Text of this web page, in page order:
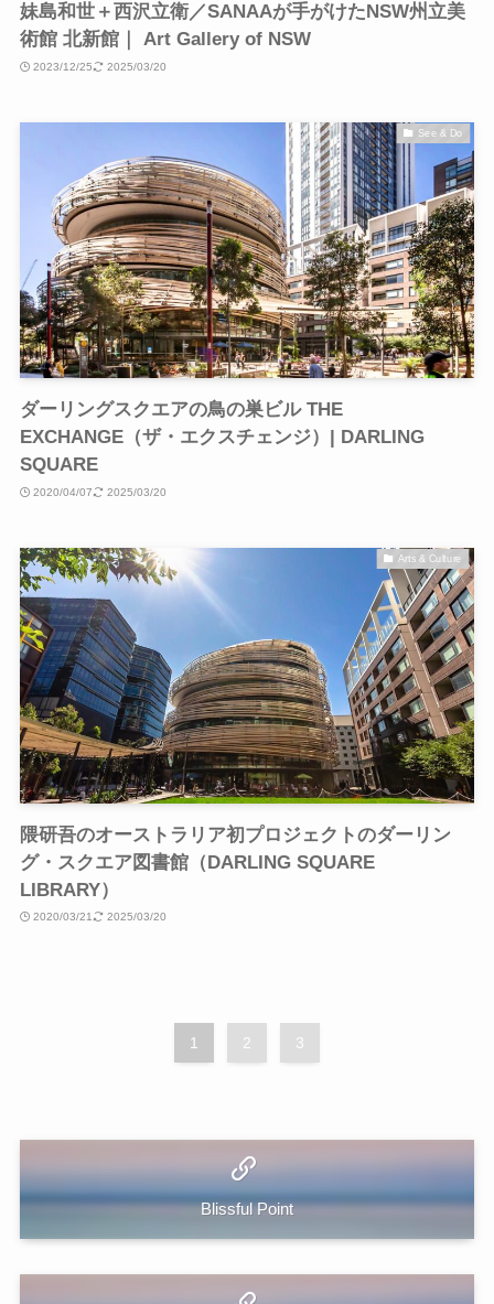
妹島和世＋西沢立衛／SANAAが手がけたNSW州立美
術館 北新館｜ Art Gallery of NSW
2023/12/25 2025/03/20
See & Do
ダーリングスクエアの鳥の巣ビル THE
EXCHANGE（ザ・エクスチェンジ）| DARLING
SQUARE
2020/04/07 2025/03/20
Arts & Culture
隈研吾のオーストラリア初プロジェクトのダーリン
グ・スクエア図書館（DARLING SQUARE
LIBRARY）
2020/03/21 2025/03/20
1 2 3
Blissful Point